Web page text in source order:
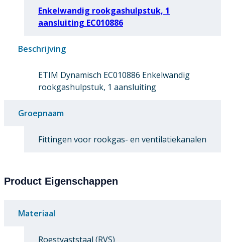
Enkelwandig rookgashulpstuk, 1
aansluiting EC010886
Beschrijving
ETIM Dynamisch EC010886 Enkelwandig
rookgashulpstuk, 1 aansluiting
Groepnaam
Fittingen voor rookgas- en ventilatiekanalen
Product Eigenschappen
Materiaal
Roestvaststaal (RVS)